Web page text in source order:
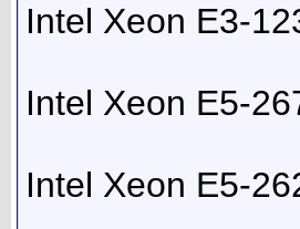
Intel Xeon E3-
Intel Xeon E5-
Intel Xeon E5-